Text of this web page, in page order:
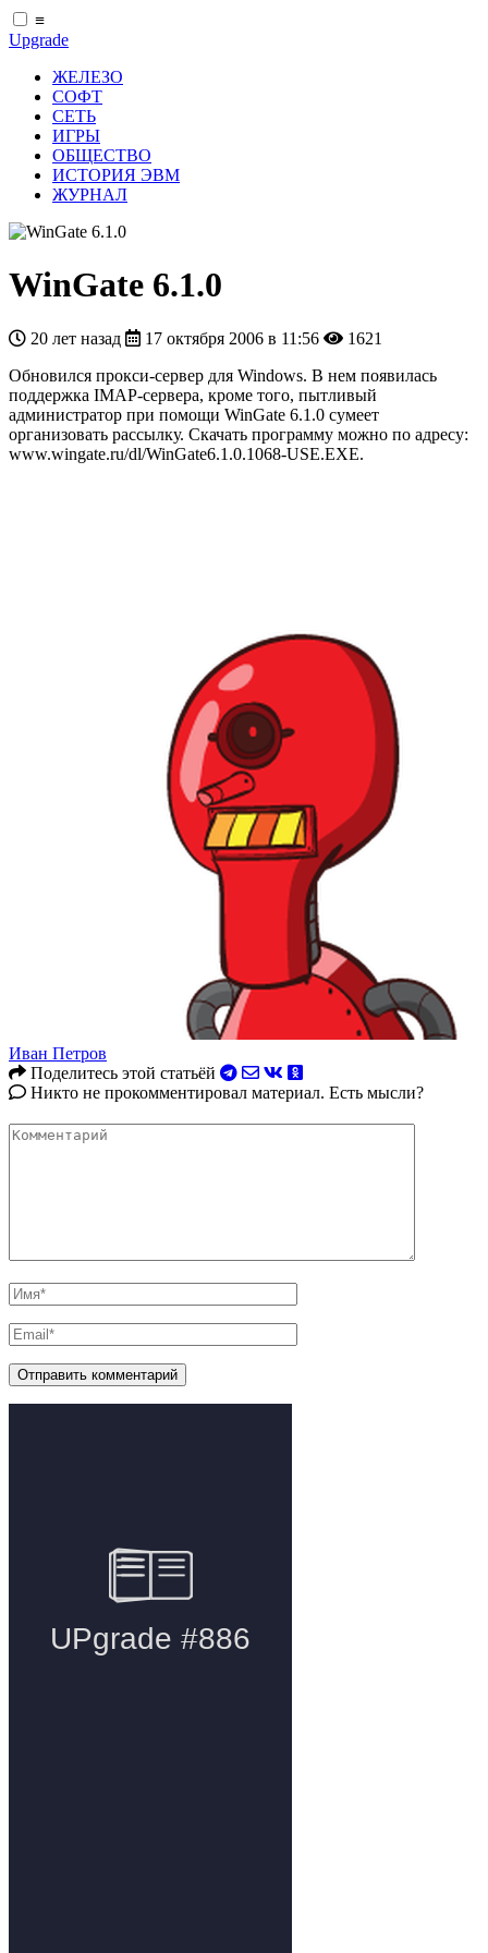
≡
Upgrade
ЖЕЛЕЗО
СОФТ
СЕТЬ
ИГРЫ
ОБЩЕСТВО
ИСТОРИЯ ЭВМ
ЖУРНАЛ
WinGate 6.1.0
20 лет назад 17 октября 2006 в 11:56
1621
Обновился прокси-сервер для Windows. В нем появилась
поддержка IMAP-сервера, кроме того, пытливый
администратор при помощи WinGate 6.1.0 сумеет
организовать рассылку. Скачать программу можно по адресу:
www.wingate.ru/dl/WinGate6.1.0.1068-USE.EXE.
Иван Петров
Поделитесь этой статьёй
Никто не прокомментировал материал. Есть мысли?